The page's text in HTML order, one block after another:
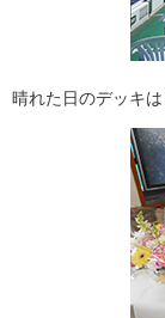
晴れた日のデッキ